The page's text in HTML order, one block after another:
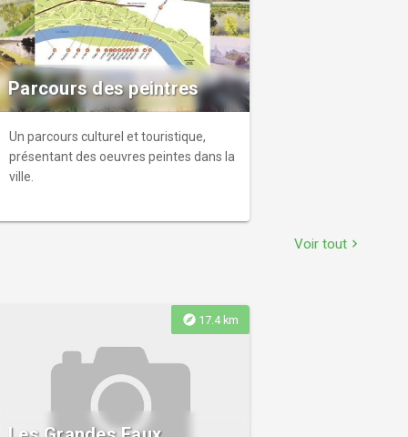
Parcours des peintres
Un parcours culturel et touristique,
présentant des oeuvres peintes dans la
ville.
Voir tout chevron_right
explore 17.4 km